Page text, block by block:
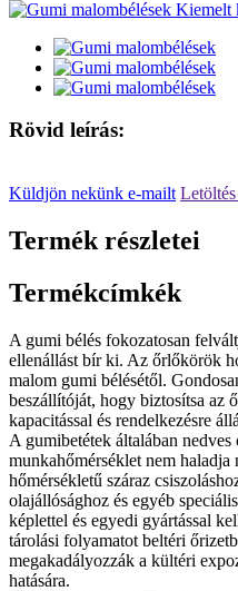
Rövid leírás:
Küldjön nekünk e-mailt
Termék részletei
Termékcímkék
A gumi bélés fokozatosan
ellenállást bír ki. Az őrlőkörök
malom gumi bélésétől.
beszállítóját, hogy biztosítsa az
kapacitással és rendelkezésre
A gumibetétek általában
munkahőmérséklet nem haladja
hőmérsékletű száraz
olajállósághoz és egyéb
képlettel és egyedi gyártással
tárolási folyamatot beltéri
megakadályozzák a kültéri
hatására.